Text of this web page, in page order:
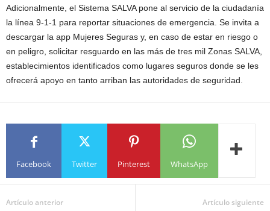
Adicionalmente, el Sistema SALVA pone al servicio de la ciudadanía
la línea 9-1-1 para reportar situaciones de emergencia. Se invita a
descargar la app Mujeres Seguras y, en caso de estar en riesgo o
en peligro, solicitar resguardo en las más de tres mil Zonas SALVA,
establecimientos identificados como lugares seguros donde se les
ofrecerá apoyo en tanto arriban las autoridades de seguridad.
Facebook Twitter Pinterest WhatsApp
Artículo anterior Artículo siguiente